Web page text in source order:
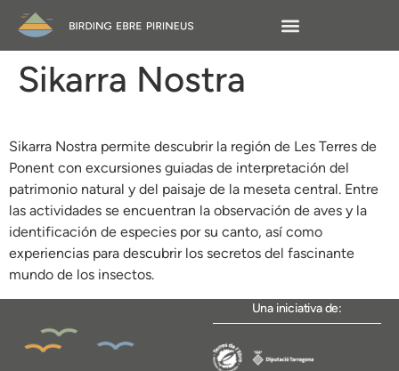
Sikarra Nostra
Sikarra Nostra permite descubrir la región de Les Terres de
Ponent con excursiones guiadas de interpretación del
patrimonio natural y del paisaje de la meseta central. Entre
las actividades se encuentran la observación de aves y la
identificación de especies por su canto, así como
experiencias para descubrir los secretos del fascinante
mundo de los insectos.
Una iniciativa de: